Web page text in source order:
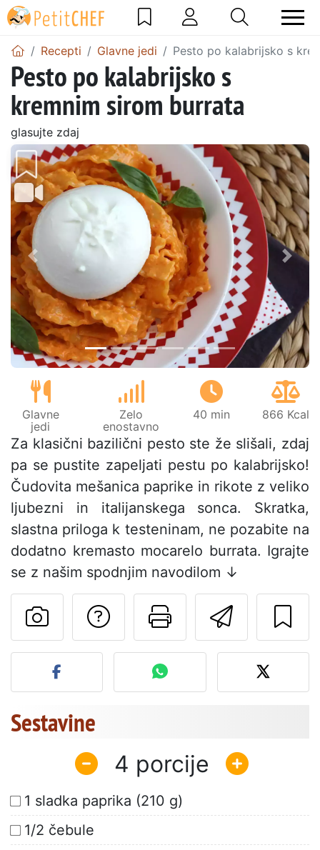
Recepti Glavne jedi Pesto po kalabrijsko s
Pesto po kalabrijsko s
kremnim sirom burrata
glasujte zdaj
Prejšnji
Glavne
jedi
Zelo
enostavno
40 min 866 Kcal
Za klasični bazilični pesto ste že slišali, zdaj
pa se pustite zapeljati pestu po kalabrijsko!
Čudovita mešanica paprike in rikote z veliko
ljubezni in italijanskega sonca. Skratka,
slastna priloga k testeninam, ne pozabite na
dodatno kremasto mocarelo burrata. Igrajte
se z našim spodnjim navodilom ↓
Pošlji
Natisni to
Postavite
Objavite svojo fotografijo
Sestavine
4
1 sladka paprika (210 g)
1/2 čebule